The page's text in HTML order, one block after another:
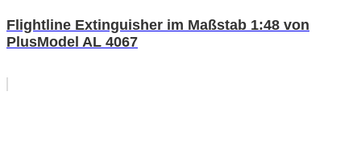
Flightline Extinguisher im Maßstab 1:48 von
PlusModel AL 4067